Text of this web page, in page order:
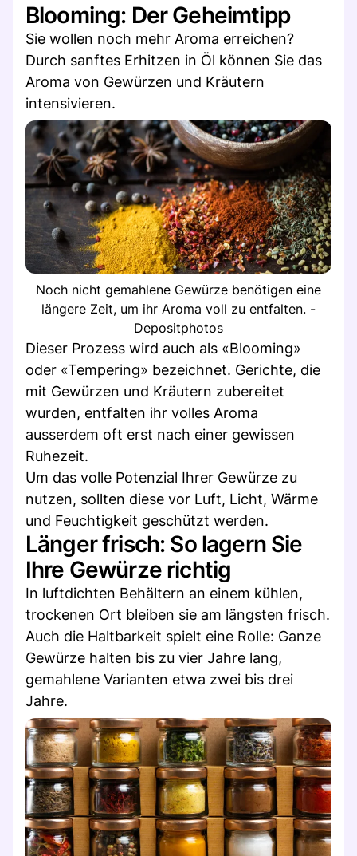
Blooming: Der Geheimtipp
Sie wollen noch mehr Aroma erreichen?
Durch sanftes Erhitzen in Öl können Sie das
Aroma von Gewürzen und Kräutern
intensivieren.
Noch nicht gemahlene Gewürze benötigen eine
längere Zeit, um ihr Aroma voll zu entfalten. -
Depositphotos
Dieser Prozess wird auch als «Blooming»
oder «Tempering» bezeichnet. Gerichte, die
mit Gewürzen und Kräutern zubereitet
wurden, entfalten ihr volles Aroma
ausserdem oft erst nach einer gewissen
Ruhezeit.
Um das volle Potenzial Ihrer Gewürze zu
nutzen, sollten diese vor Luft, Licht, Wärme
und Feuchtigkeit geschützt werden.
Länger frisch: So lagern Sie
Ihre Gewürze richtig
In luftdichten Behältern an einem kühlen,
trockenen Ort bleiben sie am längsten frisch.
Auch die Haltbarkeit spielt eine Rolle: Ganze
Gewürze halten bis zu vier Jahre lang,
gemahlene Varianten etwa zwei bis drei
Jahre.